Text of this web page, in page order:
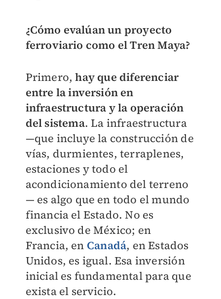
¿Cómo evalúan un proyecto
ferroviario como el Tren Maya?
Primero,hay que diferenciar
entre la inversión en
infraestructura y la operación
del sistema. La infraestructura
—que incluye la construcción de
vías, durmientes, terraplenes,
estaciones y todo el
acondicionamiento del terreno
— es algo que en todo el mundo
financia el Estado. No es
exclusivo de México; en
Francia, en Canadá, en Estados
Unidos, es igual. Esa inversión
inicial es fundamental para que
exista el servicio.